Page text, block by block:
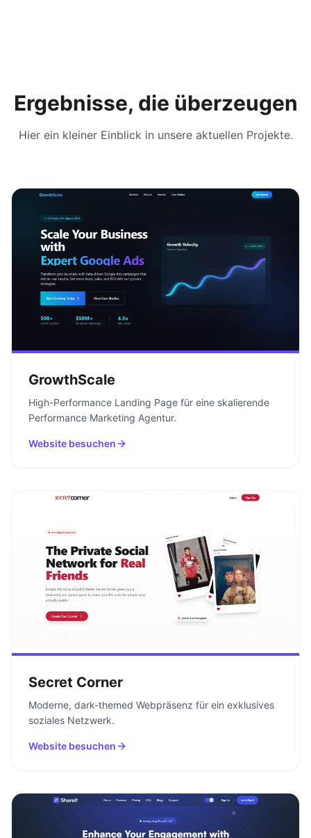
Ergebnisse, die überzeugen
Hier ein kleiner Einblick in unsere aktuellen Projekte.
GrowthScale
High-Performance Landing Page für eine skalierende
Performance Marketing Agentur.
Website besuchen
Secret Corner
Moderne, dark-themed Webpräsenz für ein exklusives
soziales Netzwerk.
Website besuchen